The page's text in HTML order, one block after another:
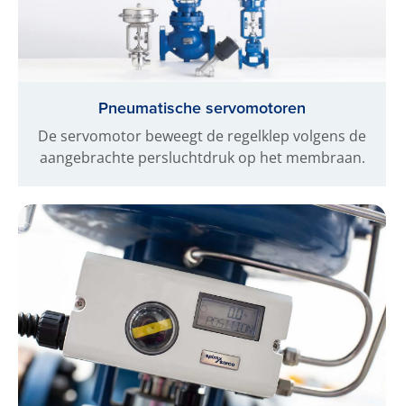
Pneumatische servomotoren
De servomotor beweegt de regelklep volgens de
aangebrachte persluchtdruk op het membraan.